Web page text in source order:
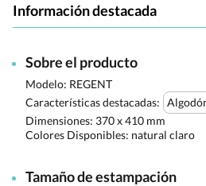
Información destacada
Sobre el producto
Modelo: REGENT
Características destacadas:
Dimensiones: 370 x 410 mm
Colores Disponibles: natural claro
Tamaño de estampación